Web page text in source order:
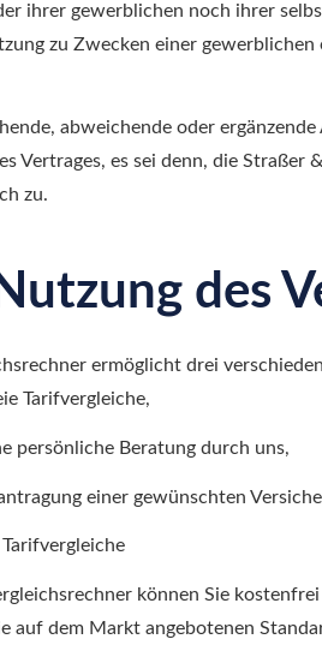
ihrer gewerblichen noch ihrer
zu Zwecken einer
abweichende oder ergänzende
Vertrages, es sei denn, die Straßer
zu.
des
ermöglicht drei
persönliche Beratung durch uns,
einer gewünschten
können Sie kostenfrei
auf dem Markt angebotenen